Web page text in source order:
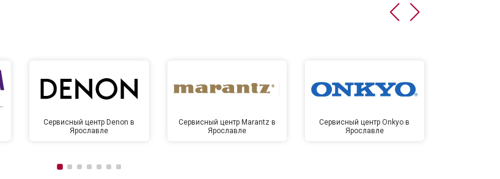
Сервисный центр Denon в
Ярославле
Сервисный центр Marantz в
Ярославле
Сервисный центр Onkyo в
Ярославле